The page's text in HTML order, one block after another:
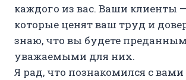
каждого из вас. Ваши клиенты
которые ценят ваш труд и
знаю, что вы будете
уважаемыми для них.
Я рад, что познакомился с вами